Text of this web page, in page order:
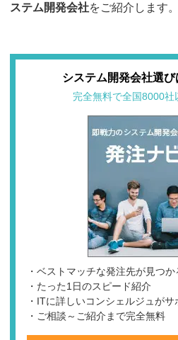
ステム開発会社をご紹介します。
システム開発会社選
完全無料で全国8000社
・ベストマッチな発注先が見つか
・たった1日のスピード紹介
・ITに詳しいコンシェルジュがサ
・ご相談～ご紹介まで完全無料